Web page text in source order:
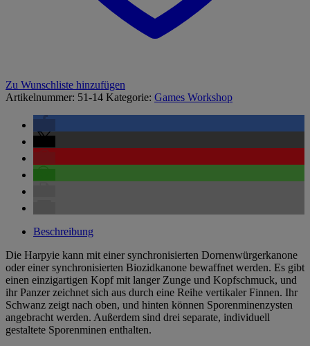
Zu Wunschliste hinzufügen
Artikelnummer: 51-14 Kategorie: Games Workshop
Beschreibung
Die Harpyie kann mit einer synchronisierten Dornenwürgerkanone
oder einer synchronisierten Biozidkanone bewaffnet werden. Es gibt
einen einzigartigen Kopf mit langer Zunge und Kopfschmuck, und
ihr Panzer zeichnet sich aus durch eine Reihe vertikaler Finnen. Ihr
Schwanz zeigt nach oben, und hinten können Sporenminenzysten
angebracht werden. Außerdem sind drei separate, individuell
gestaltete Sporenminen enthalten.